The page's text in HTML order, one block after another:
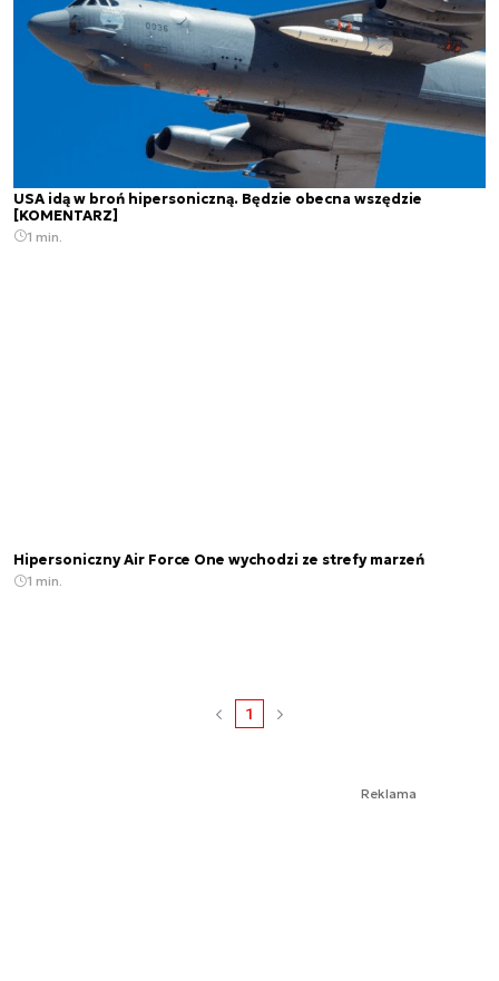
USA idą w broń hipersoniczną. Będzie obecna wszędzie
[KOMENTARZ]
1 min.
Hipersoniczny Air Force One wychodzi ze strefy marzeń
1 min.
1
Reklama